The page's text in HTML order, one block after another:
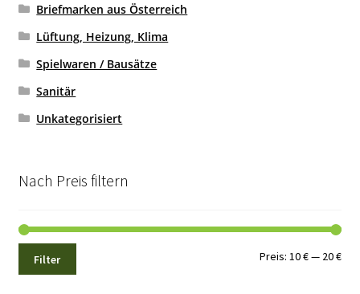
Briefmarken aus Österreich
Lüftung, Heizung, Klima
Spielwaren / Bausätze
Sanitär
Unkategorisiert
Nach Preis filtern
Min.
Filter Preis:10 €— 20 €